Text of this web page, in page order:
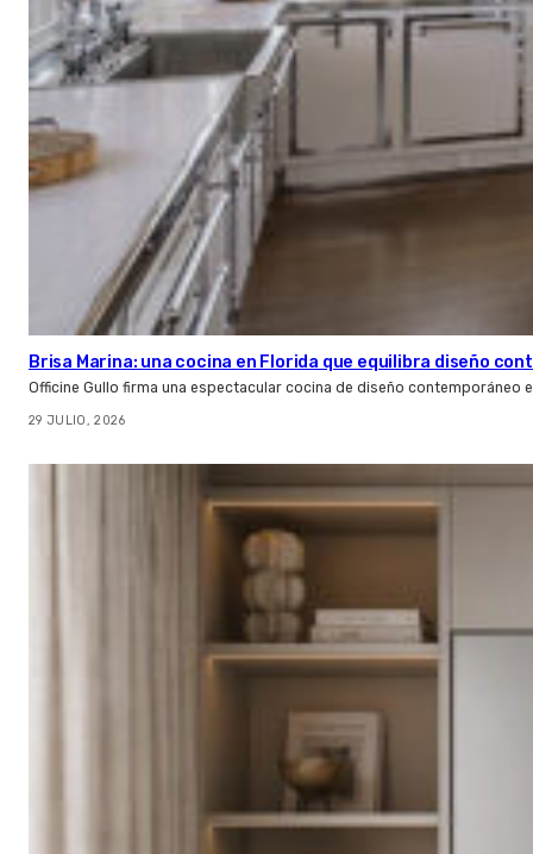
Brisa Marina: una cocina en Florida que equilibra diseño
Officine Gullo firma una espectacular cocina de diseño contemporáneo
29 JULIO, 2026